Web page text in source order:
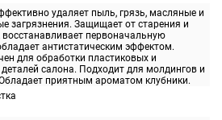
удаляет пыль, грязь, масляные и
загрязнения. Защищает от старения и
восстанавливает первоначальную
антистатическим эффектом.
для обработки пластиковых и
салона. Подходит для молдингов и
приятным ароматом клубники.